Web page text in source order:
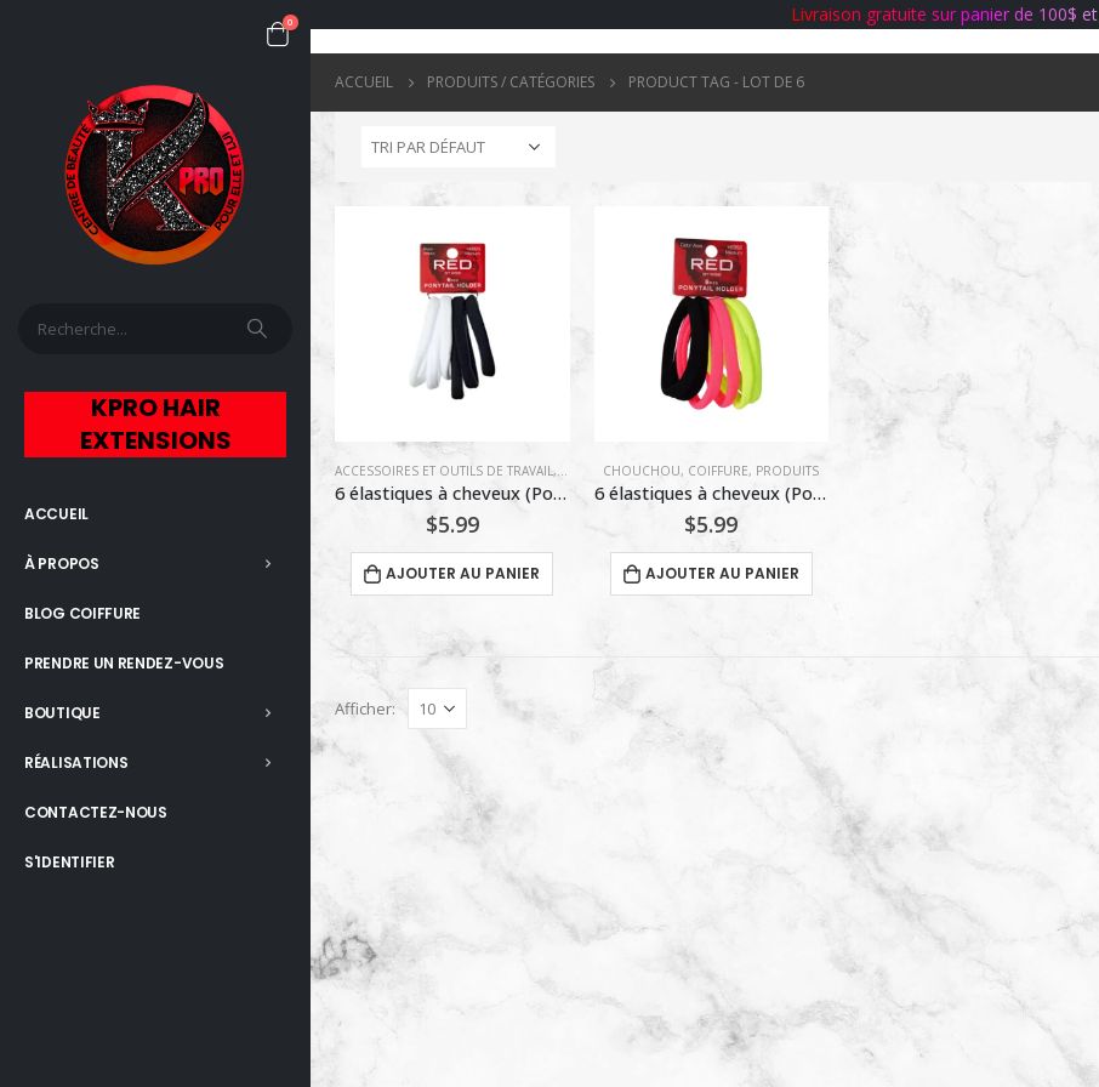
0
KPRO HAIR
EXTENSIONS
ACCUEIL
À PROPOS
BLOG COIFFURE
PRENDRE UN RENDEZ-VOUS
BOUTIQUE
RÉALISATIONS
CONTACTEZ-NOUS
S'IDENTIFIER
Livraison gratuite sur panier de 100$ et
ACCUEIL PRODUITS / CATÉGORIES PRODUCT TAG - LOT DE 6
ACCESSOIRES ET OUTILS DE TRAVAIL , CHOUCHOU,COIFFURE
6 élastiques à cheveux (Ponytail Holders) Noir & Blanc
$5.99
AJOUTER AU PANIER
CHOUCHOU, COIFFURE, PRODUITS
6 élastiques à cheveux (Ponytail Holders) Couleurs Assorties
$5.99
AJOUTER AU PANIER
Afficher: